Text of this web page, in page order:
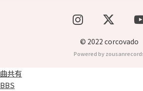
© 2022 corcovado
Powered by
曲共有
BBS